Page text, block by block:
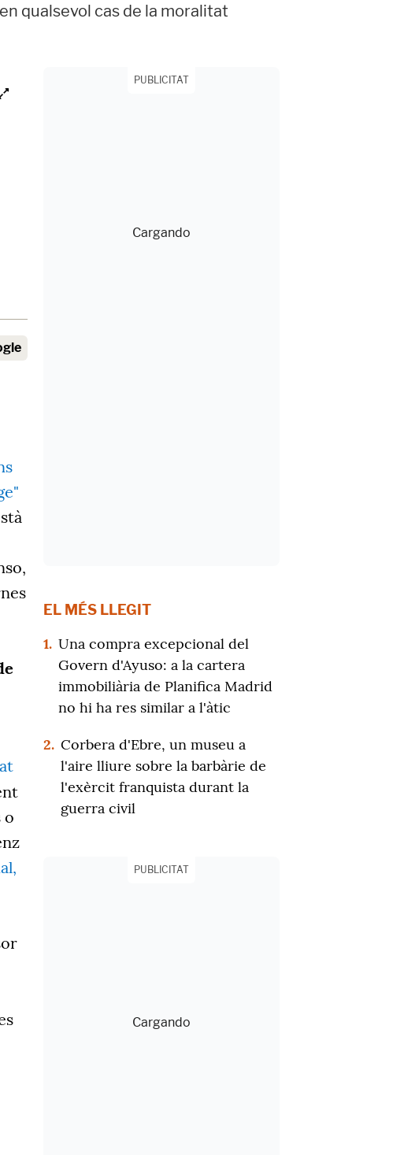
qualsevol cas de la moralitat
o
PUBLICITAT
EL MÉS LLEGIT
1. Una compra excepcional del
Govern d'Ayuso: a la cartera
immobiliària de Planifica Madrid
no hi ha res similar a l'àtic
2. Corbera d'Ebre, un museu a
l'aire lliure sobre la barbàrie de
l'exèrcit franquista durant la
guerra civil
PUBLICITAT